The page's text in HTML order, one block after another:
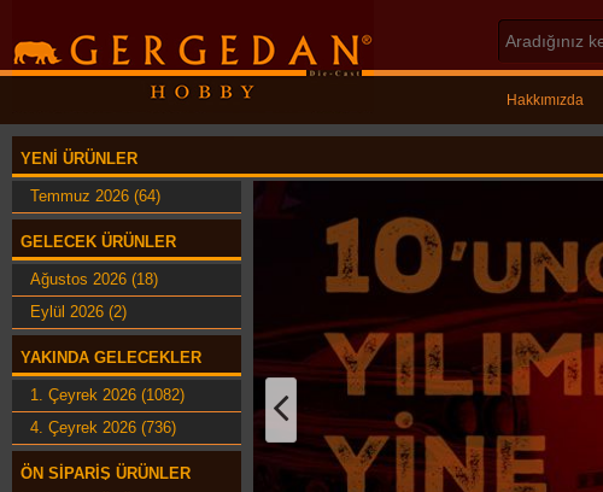
Hakkımızda
YENI ÜRÜNLER
Temmuz 2026 (64)
GELECEK ÜRÜNLER
Ağustos 2026 (18)
Eylül 2026 (2)
YAKINDA GELECEKLER
1. Çeyrek 2026 (1082)
4. Çeyrek 2026 (736)
ÖN SIPARIŞ ÜRÜNLER